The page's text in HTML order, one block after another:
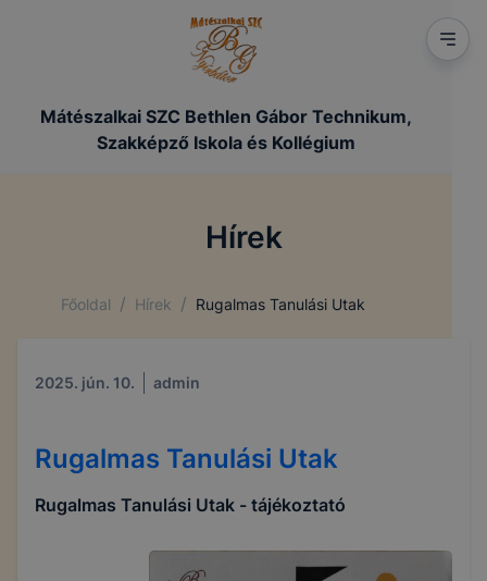
Mátészalkai SZC Bethlen Gábor Technikum,
Szakképző Iskola és Kollégium
Hírek
Főoldal / Hírek / Rugalmas Tanulási Utak
2025. jún. 10. admin
Rugalmas Tanulási Utak
Rugalmas Tanulási Utak - tájékoztató
https://mateszalka-